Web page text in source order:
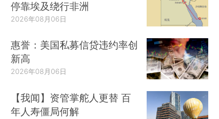
停靠埃及绕行非洲
2026年08月06日
惠誉：美国私募信贷违约率创
新高
2026年08月06日
【我闻】资管掌舵人更替 百
年人寿僵局何解